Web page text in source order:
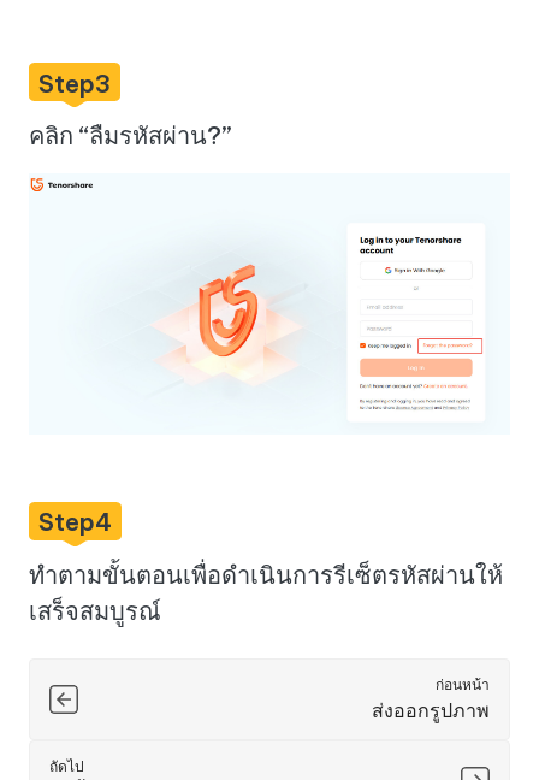
Step3
คลิก “ลืมรหัสผ่าน?”
Step4
ทำตามขั้นตอนเพื่อดำเนินการรีเซ็ตรหัสผ่านให้
เสร็จสมบูรณ์
ก่อนหน้า
ส่งออกรูปภาพ
ถัดไป